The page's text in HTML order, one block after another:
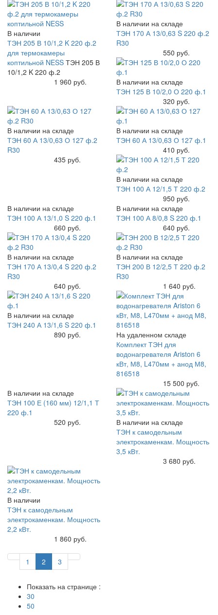
В наличии
ТЭН 205 В 10/1,2 K 220 ф.2
для термокамеры
коптильной NESS ТЭН 205 В
10/1,2 K 220 ф.2
1 960 руб.
В наличии на складе
ТЭН 170 А 13/0,63 S 220 ф.2
R30
550 руб.
В наличии на складе
ТЭН 125 В 10/2,0 О 220 ф.1
320 руб.
В наличии на складе
ТЭН 60 А 13/0,63 О 127 ф.2
R30
435 руб.
В наличии на складе
ТЭН 60 А 13/0,63 О 127 ф.1
410 руб.
В наличии на складе
ТЭН 100 А 12/1,5 Т 220 ф.2
950 руб.
В наличии на складе
ТЭН 100 А 13/1,0 S 220 ф.1
660 руб.
В наличии на складе
ТЭН 100 А 8/0,8 S 220 ф.1
640 руб.
В наличии на складе
ТЭН 170 А 13/0,4 S 220 ф.2
R30
640 руб.
В наличии на складе
ТЭН 200 В 12/2,5 Т 220 ф.2
R30
1 640 руб.
В наличии на складе
ТЭН 240 А 13/1,6 S 220 ф.1
890 руб.
На удаленном складе
Комплект ТЭН для
водонагревателя Ariston 6
кВт, М8, L470мм + анод М8,
816518
15 500 руб.
В наличии на складе
ТЭН 100 Е (160 мм) 12/1,1 Т
220 ф.1
520 руб.
В наличии на складе
ТЭН к самодельным
электрокаменкам. Мощность
3,5 кВт.
3 680 руб.
В наличии
ТЭН к самодельным
электрокаменкам. Мощность
2,2 кВт.
1 860 руб.
1 2 3
Показать на странице :
30
50